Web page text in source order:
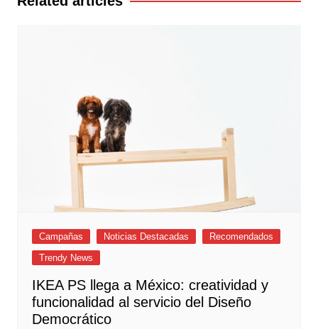
Campañas Noticias Destacadas
Recomendados
Trendy News
IKEA PS llega a México: creatividad y
funcionalidad al servicio del Diseño
Democrático